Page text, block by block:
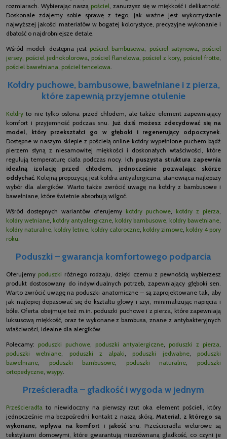
rozmiarach. Wybierając naszą pościel, zanurzysz się w miękkość i delikatność.
Doskonale zdajemy sobie sprawę z tego, jak ważne jest wykorzystanie
najwyższej jakości materiałów w bogatej kolorystyce, precyzyjne wykonanie i
dbałość o najdrobniejsze detale.
Wśród modeli dostępna jest pościel bambusowa, pościel satynowa, pościel
jersey, pościel jednokolorowa, pościel flanelowa, pościel z kory, pościel frotte,
pościel bawełniana, pościel tencelowa.
Kołdry puchowe, bambusowe, bawełniane i z pierza,
które zapewnią przyjemne otulenie
Kołdry to nie tylko osłona przed chłodem, ale także element zapewniający
komfort i przyjemność podczas snu. Już dziś możesz zdecydować się na
model, który przekształci go w głęboki i regenerujący odpoczynek.
Dostępne w naszym sklepie z pościelą online kołdry wypełnione puchem bądź
pierzem słyną z niesamowitej miękkości i doskonałych właściwości, które
regulują temperaturę ciała podczas nocy. Ich puszysta struktura zapewnia
idealną izolację przed chłodem, jednocześnie pozwalając skórze
oddychać. Kolejną propozycją jest kołdra antyalergiczna, stanowiąca najlepszy
wybór dla alergików. Warto także zwrócić uwagę na kołdry z bambusowe i
bawełniane, które świetnie absorbują wilgoć.
Wśród dostępnych wariantów oferujemy kołdry puchowe, kołdry z pierza,
kołdry wełniane, kołdry antyalergiczne, kołdry bambusowe, kołdry bawełniane,
kołdry naturalne, kołdry letnie, kołdry całoroczne, kołdry zimowe, kołdry 4 pory
roku.
Poduszki – gwarancja komfortowego podparcia
Oferujemy poduszki różnego rodzaju, dzięki czemu z pewnością wybierzesz
produkt dostosowany do indywidualnych potrzeb, zapewniający głęboki sen.
Warto zwrócić uwagę na poduszki anatomiczne – są zaprojektowane tak, aby
jak najlepiej dopasować się do kształtu głowy i szyi, minimalizując napięcia i
bóle. Oferta obejmuje też m.in. poduszki puchowe i z pierza, które zapewniają
luksusową miękkość, oraz te wykonane z bambusa, znane z antybakteryjnych
właściwości, idealne dla alergików.
Polecamy: poduszki puchowe, poduszki antyalergiczne, poduszki z pierza,
poduszki wełniane, poduszki z alpaki, poduszki jedwabne, poduszki
bawełniane, poduszki bambusowe, poduszki naturalne, poduszki
ortopedyczne, wsypy.
Prześcieradła – gładkość i wygoda w jednym
Prześcieradła to niewidoczny na pierwszy rzut oka element pościeli, który
jednocześnie ma bezpośredni kontakt z naszą skórą.Materiał, z którego są
wykonane, wpływa na komfort i jakośćsnu. Prześcieradła welurowe są
tekstyliami domowymi, które gwarantują niezrównaną gładkość, co czyni je